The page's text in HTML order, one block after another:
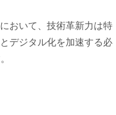
おいて、技術革新力は特
デジタル化を加速する必